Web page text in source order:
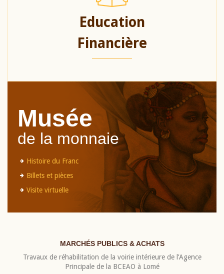
Education
Financière
Musée
de la monnaie
Histoire du Franc
Billets et pièces
Visite virtuelle
MARCHÉS PUBLICS & ACHATS
Travaux de réhabilitation de la voirie intérieure de l’Agence
Principale de la BCEAO à Lomé